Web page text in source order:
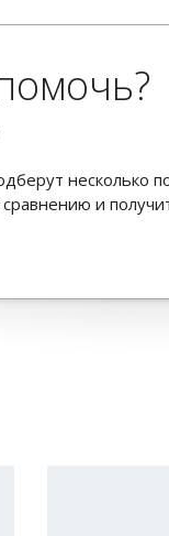
несколько
и